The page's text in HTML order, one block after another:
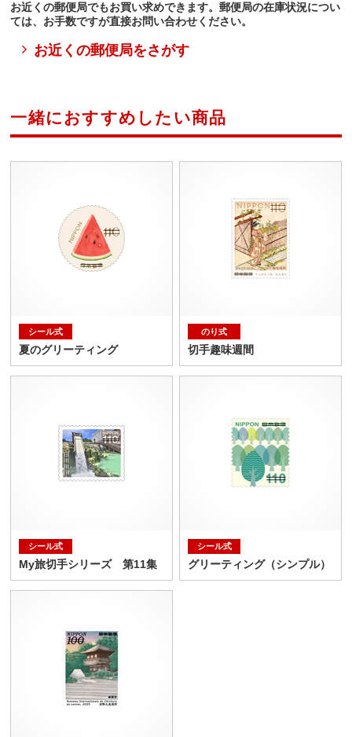
お近くの郵便局でもお買い求めできます。郵便局の在庫状況につい
ては、お手数ですが直接お問い合わせください。
お近くの郵便局をさがす
一緒におすすめしたい商品
シール式
夏のグリーティング
のり式
切手趣味週間
シール式
My旅切手シリーズ 第11集
シール式
グリーティング（シンプル）